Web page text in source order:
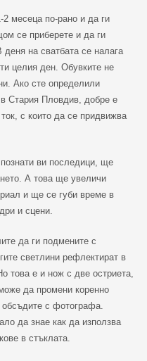
месеца по-рано и да ги
се приберете и да ги
на сватбата се налага
целия ден. Обувките не
Ако сте определили
Стария Пловдив, добре е
с които да се придвижва
ви последици, ще
А това ще увеличи
и ще се губи време в
и сцени.
да ги подмените с
светлини рефлектират в
това е и нож с две остриета,
да промени коренно
с фотографа.
да знае как да използва
в стъклата.